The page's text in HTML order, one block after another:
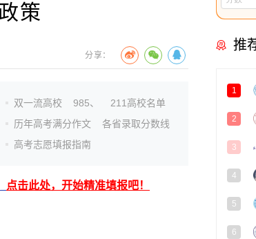
策
分享：
双一流高校 985、
211高校名单
历年高考满分作文
各省录取分数线
高考志愿填报指南
点击此处，开始精准填报吧！
推
1
2
3
4
5
6